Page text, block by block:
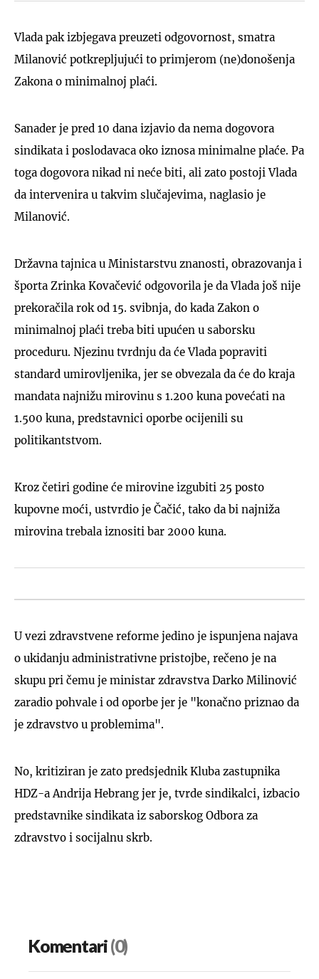
Vlada pak izbjegava preuzeti odgovornost, smatra
Milanović potkrepljujući to primjerom (ne)donošenja
Zakona o minimalnoj plaći.
Sanader je pred 10 dana izjavio da nema dogovora
sindikata i poslodavaca oko iznosa minimalne plaće. Pa
toga dogovora nikad ni neće biti, ali zato postoji Vlada
da intervenira u takvim slučajevima, naglasio je
Milanović.
Državna tajnica u Ministarstvu znanosti, obrazovanja i
športa Zrinka Kovačević odgovorila je da Vlada još nije
prekoračila rok od 15. svibnja, do kada Zakon o
minimalnoj plaći treba biti upućen u saborsku
proceduru. Njezinu tvrdnju da će Vlada popraviti
standard umirovljenika, jer se obvezala da će do kraja
mandata najnižu mirovinu s 1.200 kuna povećati na
1.500 kuna, predstavnici oporbe ocijenili su
politikantstvom.
Kroz četiri godine će mirovine izgubiti 25 posto
kupovne moći, ustvrdio je Čačić, tako da bi najniža
mirovina trebala iznositi bar 2000 kuna.
U vezi zdravstvene reforme jedino je ispunjena najava
o ukidanju administrativne pristojbe, rečeno je na
skupu pri čemu je ministar zdravstva Darko Milinović
zaradio pohvale i od oporbe jer je "konačno priznao da
je zdravstvo u problemima".
No, kritiziran je zato predsjednik Kluba zastupnika
HDZ-a Andrija Hebrang jer je, tvrde sindikalci, izbacio
predstavnike sindikata iz saborskog Odbora za
zdravstvo i socijalnu skrb.
Komentari(0)